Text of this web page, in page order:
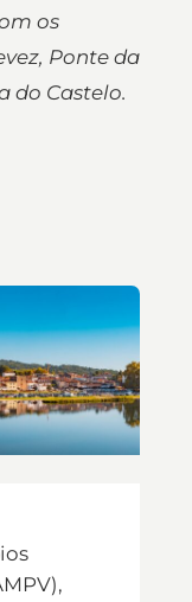
os
Ponte da
do Castelo.